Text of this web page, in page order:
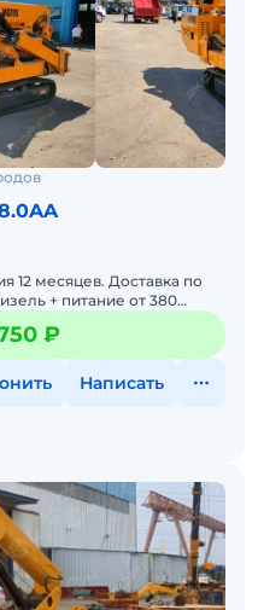
12 месяцев. Доставка по
+ питание от 380
мСпособ
₽
Написать